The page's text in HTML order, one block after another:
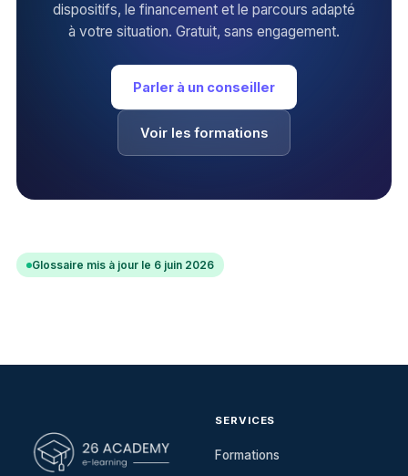
dispositifs, le financement et le parcours adapté
à votre situation. Gratuit, sans engagement.
Parler à un conseiller
Voir les formations
Glossaire mis à jour le 6 juin 2026
SERVICES
Formations